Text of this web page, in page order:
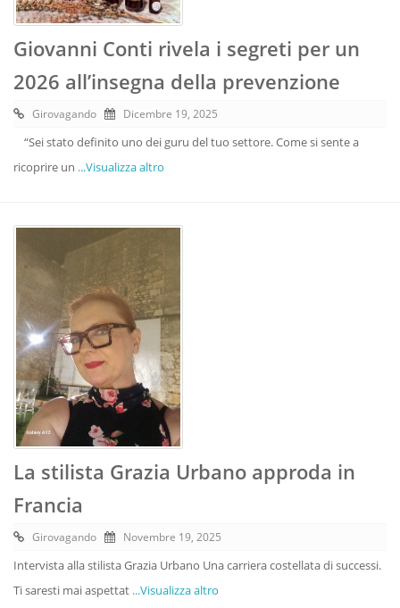
Giovanni Conti rivela i segreti per un
2026 all’insegna della prevenzione
Girovagando Dicembre 19, 2025
“Sei stato definito uno dei guru del tuo settore. Come si sente a
ricoprire un ...Visualizza altro
La stilista Grazia Urbano approda in
Francia
Girovagando Novembre 19, 2025
Intervista alla stilista Grazia Urbano Una carriera costellata di successi.
Ti saresti mai aspettat ...Visualizza altro